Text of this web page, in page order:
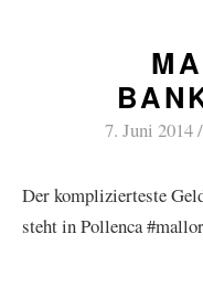
7. Juni 2014
Der komplizierteste
steht in Pollenca